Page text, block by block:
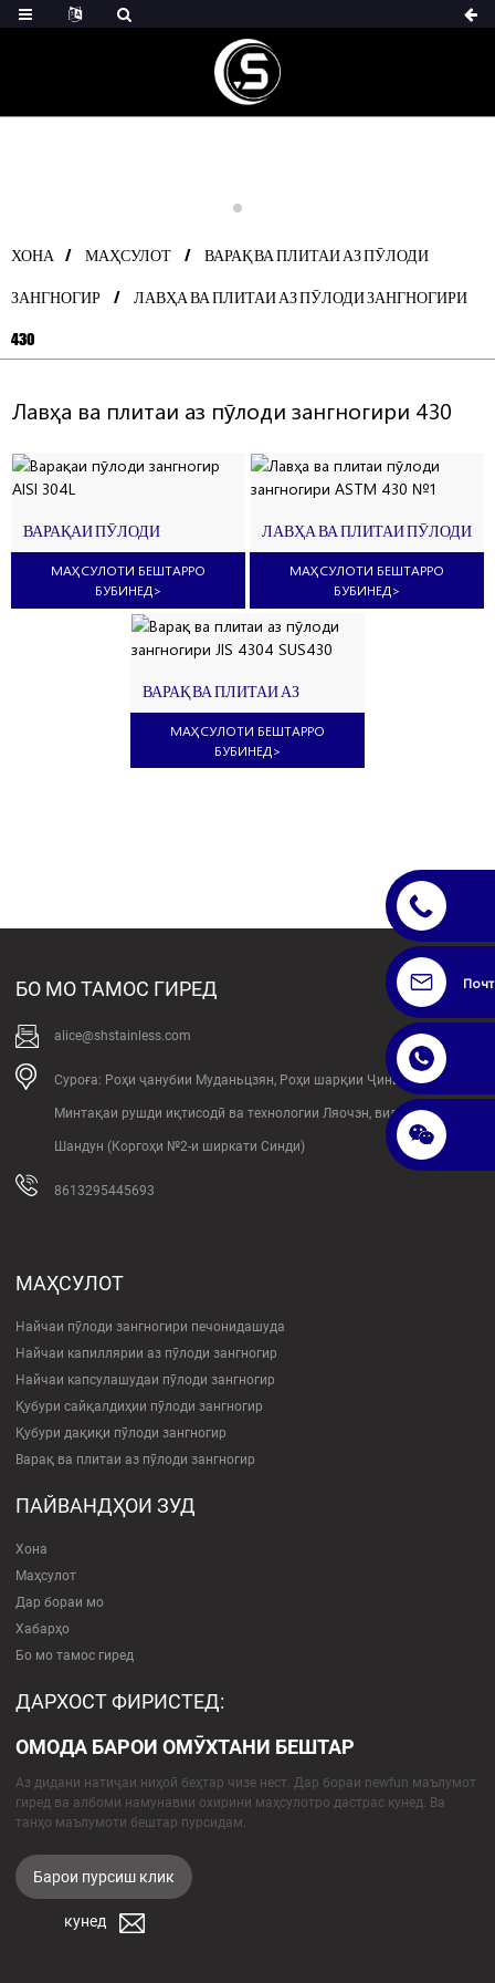
ХОНА МАҲСУЛОТ ВАРАҚ ВА ПЛИТАИ АЗ ПӮЛОДИ
ЗАНГНОГИР ЛАВҲА ВА ПЛИТАИ АЗ ПӮЛОДИ ЗАНГНОГИРИ
430
Лавҳа ва плитаи аз пӯлоди зангногири 430
ВАРАҚАИ ПӮЛОДИ
ЗАНГНОГИР AISI 304L
МАҲСУЛОТИ БЕШТАРРО
БУБИНЕД>
ЛАВҲА ВА ПЛИТАИ ПӮЛОДИ
ЗАНГНОГИРИ ASTM 430 №1
МАҲСУЛОТИ БЕШТАРРО
БУБИНЕД>
ВАРАҚ ВА ПЛИТАИ АЗ
ПӮЛОДИ ЗАНГНОГИРИ JIS
4304 SUS430
МАҲСУЛОТИ БЕШТАРРО
БУБИНЕД>
БО МО ТАМОС ГИРЕД
alice@shstainless.com
Суроға: Роҳи ҷанубии Муданьцзян, Роҳи шарқии Ҷиншан,
Минтақаи рушди иқтисодӣ ва технологии Ляочэн, вилояти
Шандун (Коргоҳи №2-и ширкати Синди)
8613295445693
МАҲСУЛОТ
Найчаи пӯлоди зангногири печонидашуда
Найчаи капиллярии аз пӯлоди зангногир
Найчаи капсулашудаи пӯлоди зангногир
Қубури сайқалдиҳии пӯлоди зангногир
Қубури дақиқи пӯлоди зангногир
Варақ ва плитаи аз пӯлоди зангногир
ПАЙВАНДҲОИ ЗУД
Хона
Маҳсулот
Дар бораи мо
Хабарҳо
Бо мо тамос гиред
ДАРХОСТ ФИРИСТЕД:
ОМОДА БАРОИ ОМӮХТАНИ БЕШТАР
Аз дидани натиҷаи ниҳоӣ беҳтар чизе нест. Дар бораи newfun маълумот
гиред ва албоми намунавии охирини маҳсулотро дастрас кунед. Ва
танҳо маълумоти бештар пурсидам.
Барои пурсиш клик
кунед